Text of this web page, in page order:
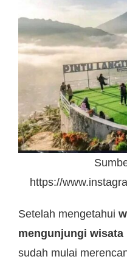
https://
Setelah mengetahui
mengunjungi wisata
sudah mulai